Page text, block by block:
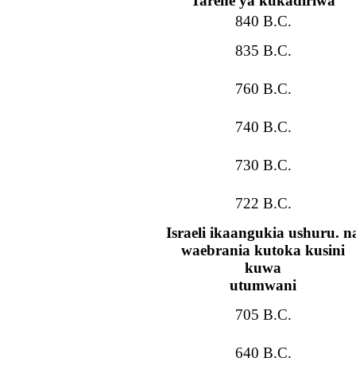
840 B.C.
835 B.C.
760 B.C.
740 B.C.
730 B.C.
722 B.C.
Israeli ikaangukia ushuru.
waebrania kutoka kusini
kuwa
utumwani
705 B.C.
640 B.C.